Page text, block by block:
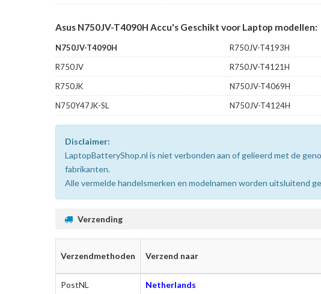
Asus N750JV-T4090H Accu's Geschikt voor Laptop modellen:
N750JV-T4090H R750JV-T4193H
R750JV
R750JV-T4121H
R750JK
N750JV-T4069H
N750Y47JK-SL
N750JV-T4124H
Disclaimer:
LaptopBatteryShop.nl is niet verbonden aan of gelieerd met de
fabrikanten.
Alle vermelde handelsmerken en modelnamen worden uitsluitend
Verzending
Verzendmethoden Verzend naar
PostNL Netherlands